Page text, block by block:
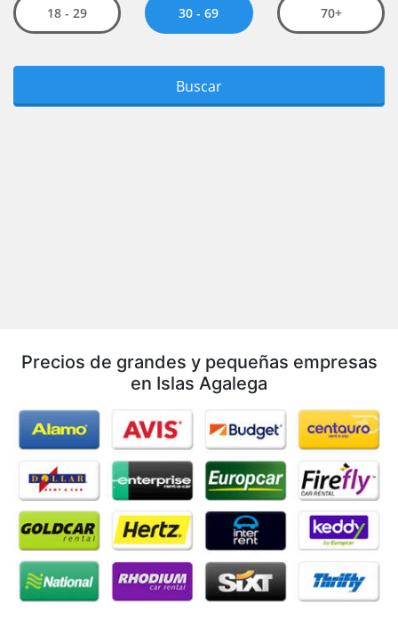
Precios de grandes y pequeñas empresas
en Islas Agalega